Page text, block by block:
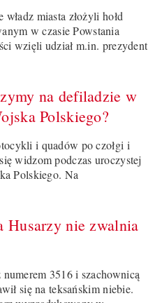
miasta złożyli hołd
w czasie Powstania
wzięli udział m.in. prezydent
na defiladzie w
Polskiego?
i quadów po czołgi i
widzom podczas uroczystej
Polskiego. Na
Husarzy nie zwalnia
3516 i szachownicą
się na teksańskim niebie.